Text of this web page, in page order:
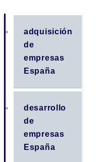
adquisición
de
empresas
España
desarrollo
de
empresas
España